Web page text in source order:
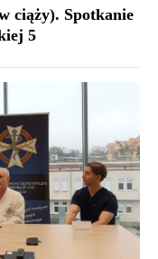
ciąży). Spotkanie
5